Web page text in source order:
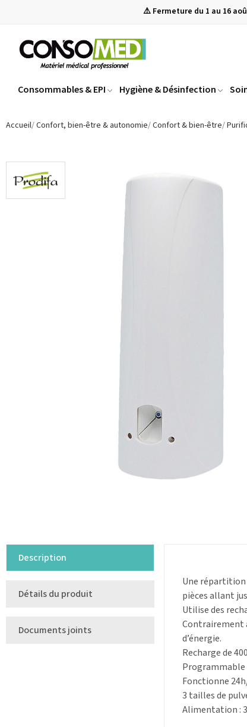
⚠️ Fermeture du 1 au 16
Consommables & EPI Hygiène & Désinfection
Accueil Confort, bien-être & autonomie Confort & bien-être
Description
Détails du produit
Documents joints
Une répartition
pièces allant
Utilise des
Contrairement
d’énergie.
Recharge de
Programmable
Fonctionne
3 tailles de
Alimentation :